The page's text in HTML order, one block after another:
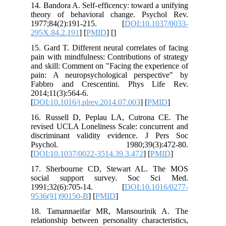
14. Bandora A. Self-efficency: toward
theory of behavioral change.
1977;84(2):191-215. [
295X.84.2.191
15. Gard T. Different neural correlates
pain with mindfulness: Contributions
and skill: Comment on "Facing the
pain: A neuropsychological
Fabbro and Crescentini. Phys
[DOI:10.1016/j.plrev.2014.07.003
16. Russell D, Peplau LA, Cutrona
revised UCLA Loneliness Scale:
discriminant validity evidence. J
Psychol.
[DOI:10.1037/0022-3514.39.3.472
17. Sherbourne CD, Stewart AL.
social support survey. Soc
1991;32(6):705-14. [
9536(91)90150-B
18. Tamannaeifar MR,
relationship between personality